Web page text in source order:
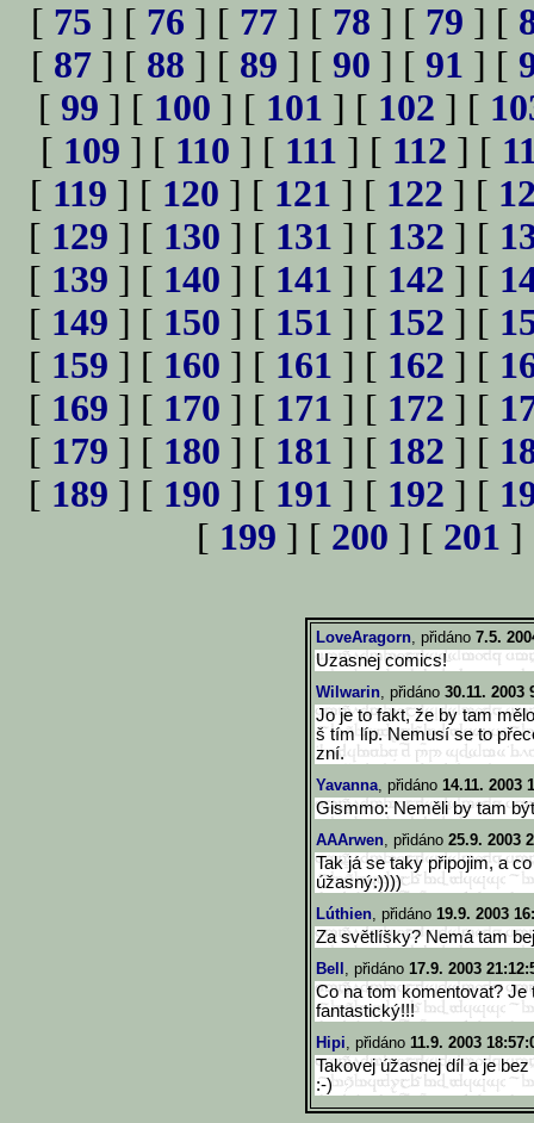
[ 75 ] [ 76 ] [ 77 ] [ 78 ] [ 79 ] [
[ 87 ] [ 88 ] [ 89 ] [ 90 ] [ 91 ] [
[ 99 ] [ 100 ] [ 101 ] [ 102 ] [
[ 109 ] [ 110 ] [ 111 ] [ 112 ] [
[ 119 ] [ 120 ] [ 121 ] [ 122 ] [
[ 129 ] [ 130 ] [ 131 ] [ 132 ] [
[ 139 ] [ 140 ] [ 141 ] [ 142 ] [
[ 149 ] [ 150 ] [ 151 ] [ 152 ] [
[ 159 ] [ 160 ] [ 161 ] [ 162 ] [
[ 169 ] [ 170 ] [ 171 ] [ 172 ] [
[ 179 ] [ 180 ] [ 181 ] [ 182 ] [
[ 189 ] [ 190 ] [ 191 ] [ 192 ] [
[ 199 ] [ 200 ] [ 201 ]
LoveAragorn, přidáno 7.5.
Uzasnej comics!
Wilwarin, přidáno 30.11. 2003
Jo je to fakt, že by tam
š tím líp. Nemusí se to
zní.
Yavanna, přidáno 14.11. 2003
Gismmo: Neměli by tam
AAArwen, přidáno 25.9. 2003
Tak já se taky připojim, a
úžasný:))))
Lúthien, přidáno 19.9. 2003
Za světlíšky? Nemá tam
Bell , přidáno 17.9. 2003
Co na tom komentovat?
fantastický!!!
Hipi, přidáno 11.9. 2003
Takovej úžasnej díl a je
:-)